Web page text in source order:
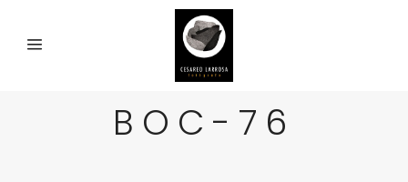
BOC-76